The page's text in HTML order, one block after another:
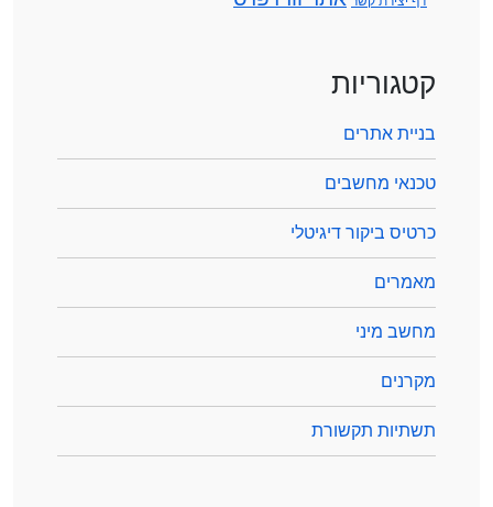
קטגוריות
בניית אתרים
טכנאי מחשבים
כרטיס ביקור דיגיטלי
מאמרים
מחשב מיני
מקרנים
תשתיות תקשורת